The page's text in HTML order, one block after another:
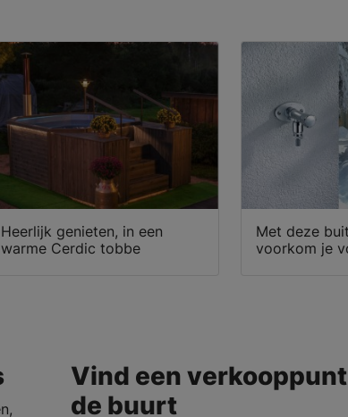
Heerlijk genieten, in een
warme Cerdic tobbe
Met deze
voorkom je
Vind een
de buurt